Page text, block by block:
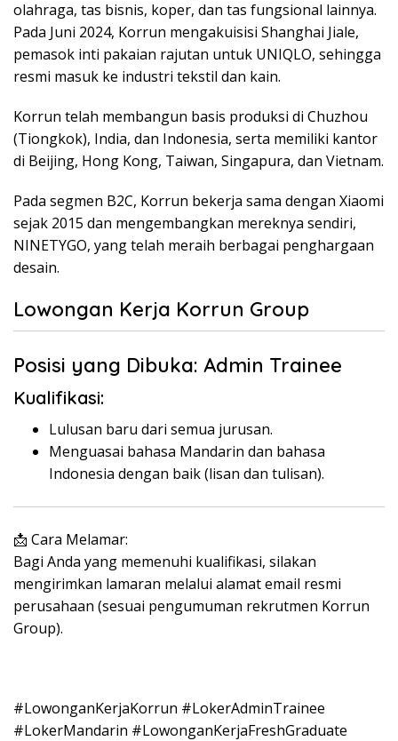
olahraga, tas bisnis, koper, dan tas fungsional lainnya.
Pada Juni 2024, Korrun mengakuisisi Shanghai Jiale,
pemasok inti pakaian rajutan untuk UNIQLO, sehingga
resmi masuk ke industri tekstil dan kain.
Korrun telah membangun basis produksi di Chuzhou
(Tiongkok), India, dan Indonesia, serta memiliki kantor
di Beijing, Hong Kong, Taiwan, Singapura, dan Vietnam.
Pada segmen B2C, Korrun bekerja sama dengan Xiaomi
sejak 2015 dan mengembangkan mereknya sendiri,
NINETYGO, yang telah meraih berbagai penghargaan
desain.
Lowongan Kerja Korrun Group
Posisi yang Dibuka: Admin Trainee
Kualifikasi:
Lulusan baru dari semua jurusan.
Menguasai bahasa Mandarin dan bahasa
Indonesia dengan baik (lisan dan tulisan).
📩 Cara Melamar:
Bagi Anda yang memenuhi kualifikasi, silakan
mengirimkan lamaran melalui alamat email resmi
perusahaan (sesuai pengumuman rekrutmen Korrun
Group).
#LowonganKerjaKorrun #LokerAdminTrainee
#LokerMandarin #LowonganKerjaFreshGraduate